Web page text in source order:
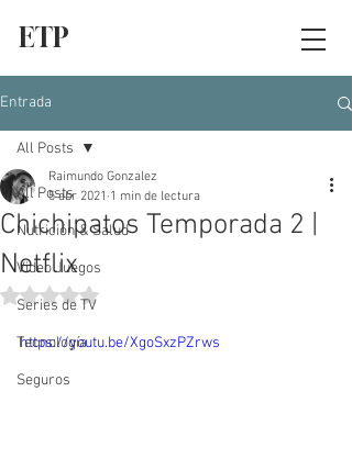
ETP
Entrada
All Posts
Nutrición & Salud
Video Juegos
Series de TV
Tecnología
Seguros
All Posts
Chichipatos Temporada 2 |
Netflix
Raimundo Gonzalez
5 abr 2021 1 min de lectura
Obtuvo NaN de 5 estrellas.
https://youtu.be/XgoSxzPZrws